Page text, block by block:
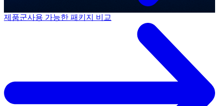
제품군사용 가능한 패키지 비교